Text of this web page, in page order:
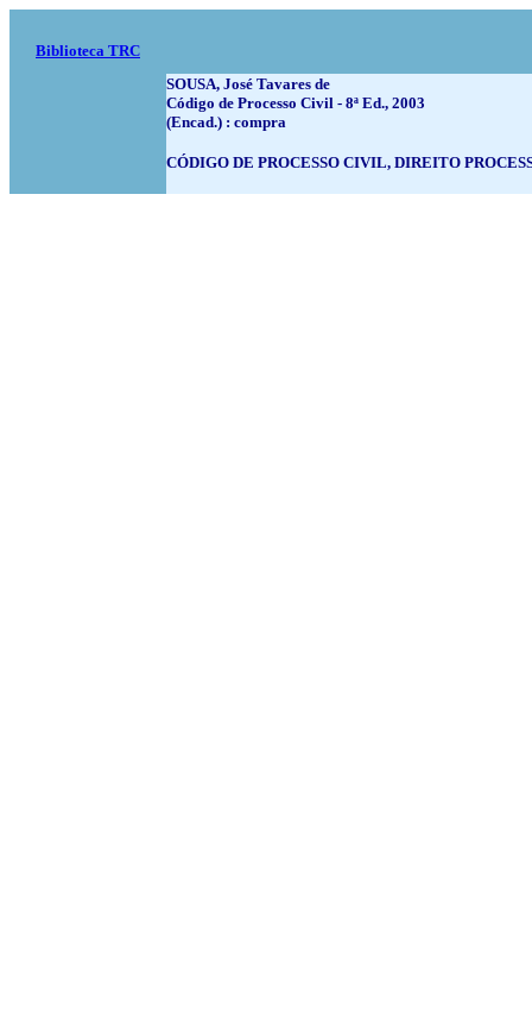
Biblioteca TRC
SOUSA, José Tavares de
Código de Processo Civil - 8ª Ed., 2003
(Encad.) : compra
CÓDIGO DE PROCESSO CIVIL, DIREITO